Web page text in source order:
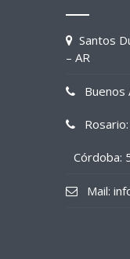
Santos
– AR
Buenos
Córdoba:
Mail: